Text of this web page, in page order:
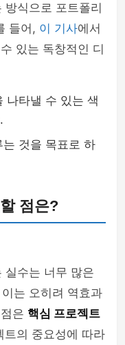
식으로 포트폴리
들어, 이 기사에서
있는 독창적인 디
나타낼 수 있는 색
것을 목표로 하
점은?
실수는 너무 많은
는 오히려 역효과
은 핵심 프로젝트
트의 중요성에 따라